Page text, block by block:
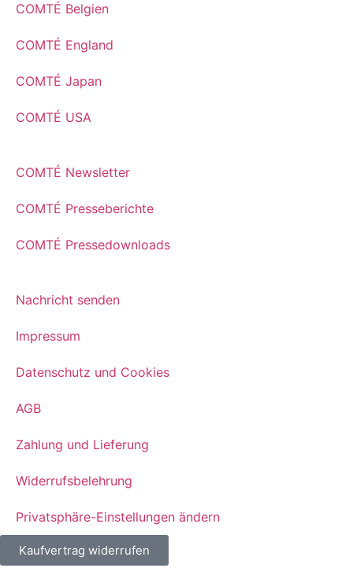
COMTÉ Belgien
COMTÉ England
COMTÉ Japan
COMTÉ USA
COMTÉ Newsletter
COMTÉ Presseberichte
COMTÉ Pressedownloads
Nachricht senden
Impressum
Datenschutz und Cookies
AGB
Zahlung und Lieferung
Widerrufsbelehrung
Privatsphäre-Einstellungen ändern
Kaufvertrag widerrufen